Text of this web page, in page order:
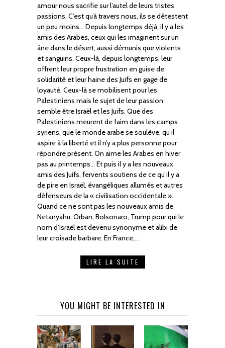
amour nous sacrifie sur l’autel de leurs tristes
passions. C’est qu’à travers nous, ils se détestent
un peu moins… Depuis longtemps déjà, il y a les
amis des Arabes, ceux qui les imaginent sur un
âne dans le désert, aussi démunis que violents
et sanguins. Ceux-là, depuis longtemps, leur
offrent leur propre frustration en guise de
solidarité et leur haine des Juifs en gage de
loyauté. Ceux-là se mobilisent pour les
Palestiniens mais le sujet de leur passion
semble être Israël et les Juifs. Que des
Palestiniens meurent de faim dans les camps
syriens, que le monde arabe se soulève, qu’il
aspire à la liberté et il n’y a plus personne pour
répondre présent. On aime les Arabes en hiver
pas au printemps… Et puis il y a les nouveaux
amis des Juifs, fervents soutiens de ce qu’il y a
de pire en Israël, évangéliques allumés et autres
défenseurs de la « civilisation occidentale ».
Quand ce ne sont pas les nouveaux amis de
Netanyahu; Orban, Bolsonaro, Trump pour qui le
nom d’Israël est devenu synonyme et alibi de
leur croisade barbare. En France,…
LIRE LA SUITE
YOU MIGHT BE INTERESTED IN